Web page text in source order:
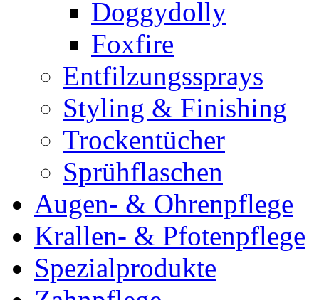
Doggydolly
Foxfire
Entfilzungssprays
Styling & Finishing
Trockentücher
Sprühflaschen
Augen- & Ohrenpflege
Krallen- & Pfotenpflege
Spezialprodukte